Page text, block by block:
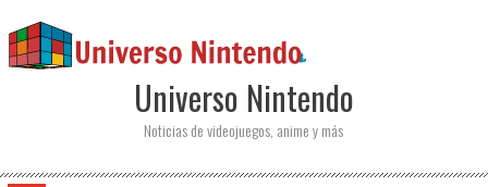
Universo Nintendo
Noticias de videojuegos, anime y más